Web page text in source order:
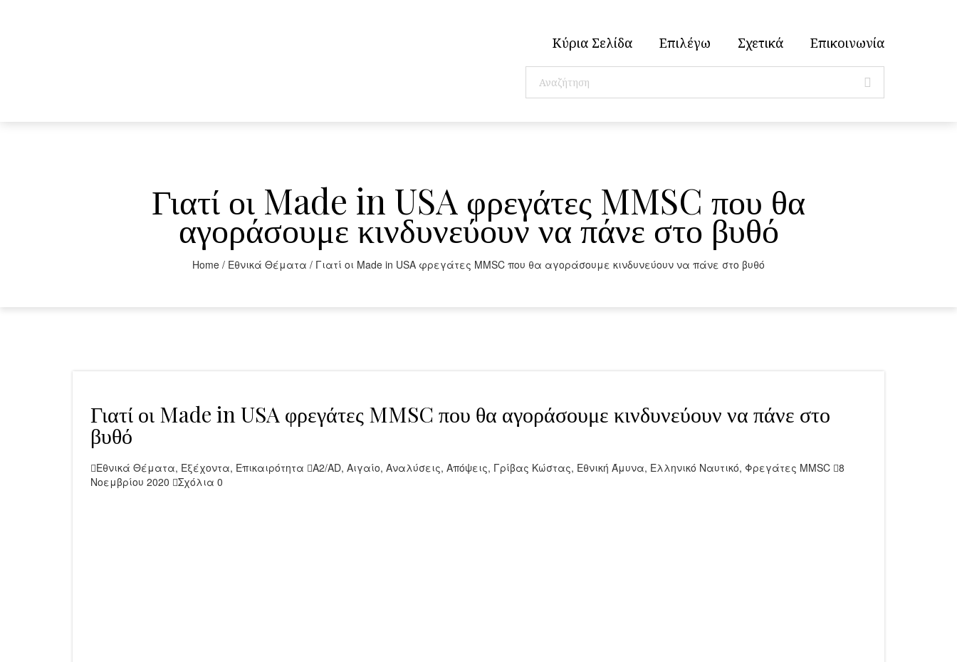
Κύρια Σελίδα Επιλέγω Σχετικά Επικοινωνία
Γιατί οι Made in USA φρεγάτες MMSC που θα
αγοράσουμε κινδυνεύουν να πάνε στο βυθό
Home / Εθνικά Θέματα / Γιατί οι Made in USA φρεγάτες MMSC που θα αγοράσουμε κινδυνεύουν να πάνε στο βυθό
Γιατί οι Made in USA φρεγάτες MMSC που θα αγοράσουμε κινδυνεύουν να πάνε στο
βυθό
Εθνικά Θέματα, Εξέχοντα, Επικαιρότητα A2/AD, Αιγαίο, Αναλύσεις, Απόψεις, Γρίβας Κώστας, Εθνική Άμυνα, Ελληνικό Ναυτικό, Φρεγάτες MMSC 8
Νοεμβρίου 2020
Σχόλια 0